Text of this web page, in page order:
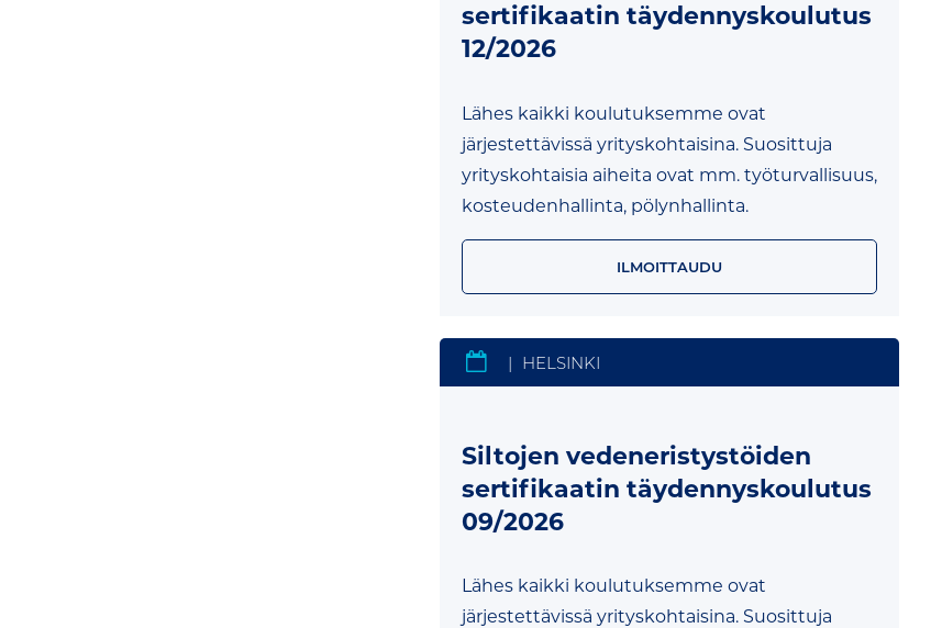
sertifikaatin täydennyskoulutus
12/2026
Lähes kaikki koulutuksemme ovat
järjestettävissä yrityskohtaisina. Suosittuja
yrityskohtaisia aiheita ovat mm. työturvallisuus,
kosteudenhallinta, pölynhallinta.
ILMOITTAUDU
| HELSINKI
Siltojen vedeneristystöiden
sertifikaatin täydennyskoulutus
09/2026
Lähes kaikki koulutuksemme ovat
järjestettävissä yrityskohtaisina. Suosittuja